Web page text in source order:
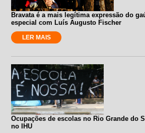
Bravata é a mais legítima expressão do
especial com Luís Augusto Fischer
LER MAIS
Ocupações de escolas no Rio Grande do
no IHU